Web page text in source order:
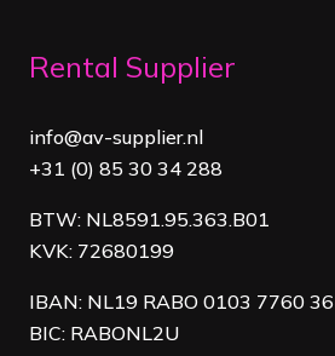
Rental Supplier
info@av-supplier.nl
+31 (0) 85 30 34 288
BTW: NL8591.95.363.B01
KVK: 72680199
IBAN: NL19 RABO 0103 7760 36
BIC: RABONL2U